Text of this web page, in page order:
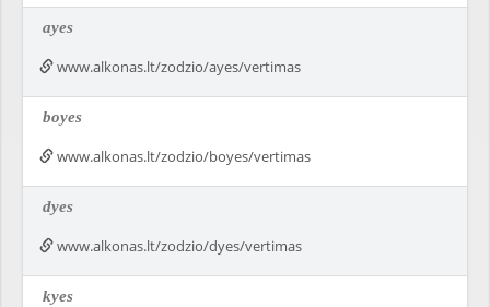
ayes
www.alkonas.lt/zodzio/ayes/vertimas
boyes
www.alkonas.lt/zodzio/boyes/vertimas
dyes
www.alkonas.lt/zodzio/dyes/vertimas
kyes